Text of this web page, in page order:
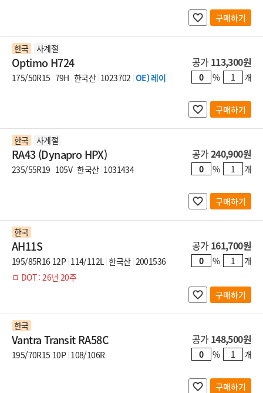
구매하기
한국 사계절
Optimo H724
175/50R15 79H 한국산 1023702 OE) 레이
공가113,300원
% 개
구매하기
한국 사계절
RA43 (Dynapro HPX)
235/55R19 105V 한국산 1031434
공가240,900원
% 개
구매하기
한국
AH11S
195/85R16 12P 114/112L 한국산 2001536
ㅁ DOT : 26년 20주
공가161,700원
% 개
구매하기
한국
Vantra Transit RA58C
195/70R15 10P 108/106R
공가148,500원
% 개
구매하기